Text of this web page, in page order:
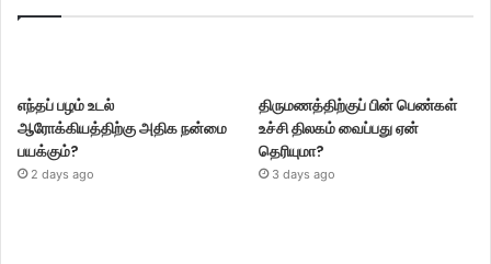
எந்தப் பழம் உடல்
ஆரோக்கியத்திற்கு அதிக நன்மை
பயக்கும்?
2 days ago
திருமணத்திற்குப் பின் பெண்கள்
உச்சி திலகம் வைப்பது ஏன்
தெரியுமா?
3 days ago